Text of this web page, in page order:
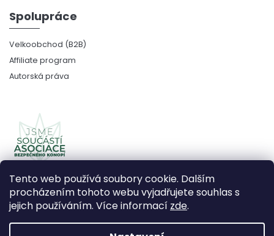
Tento web používá soubory cookie. Dalším
procházením tohoto webu vyjadřujete souhlas s
jejich používáním. Více informací zde.
Spolupráce
Velkoobchod (B2B)
Affiliate program
Autorská práva